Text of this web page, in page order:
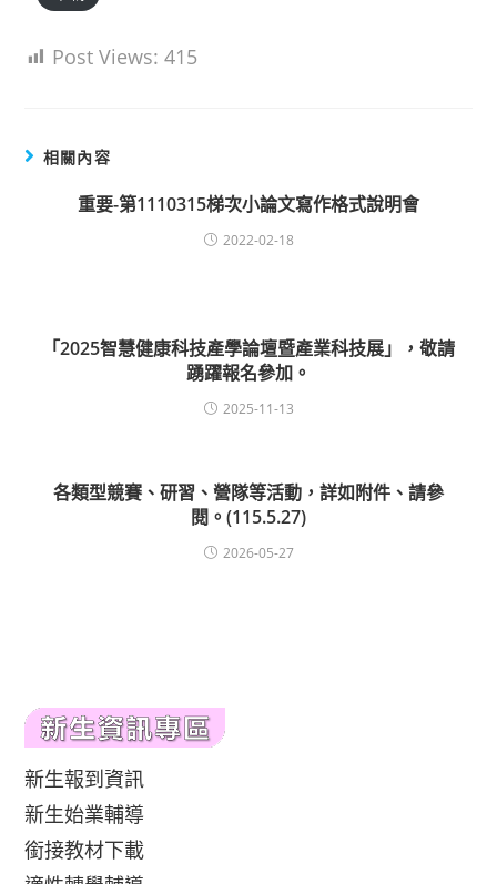
Post Views: 415
相關內容
重要-第1110315梯次小論文寫作格式說明會
2022-02-18
「2025智慧健康科技產學論壇暨產業科技展」，敬請
踴躍報名參加。
2025-11-13
各類型競賽、研習、營隊等活動，詳如附件、請參
閱。(115.5.27)
2026-05-27
新生報到資訊
新生始業輔導
銜接教材下載